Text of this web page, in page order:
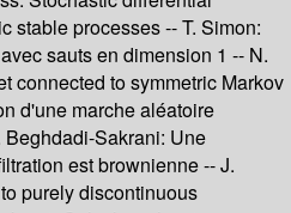
stable processes -- T. Simon:
sauts en dimension 1 -- N.
connected to symmetric Markov
d'une marche aléatoire
Sakrani: Une
est brownienne -- J.
purely discontinuous